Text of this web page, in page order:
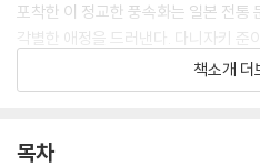
포착한 이 정교한 풍속화는 일본 전통
각별한 애정을 드러낸다. 다니자키 준
상, 마이니치 출판문화상을 받고, 이
으면서 국민적인 작가의 반열에 올랐
책소개 더
목차